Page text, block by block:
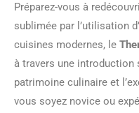
Préparez-vous à
sublimée par l’utilisation
cuisines modernes, le
à travers une
patrimoine culinaire et
vous soyez novice ou